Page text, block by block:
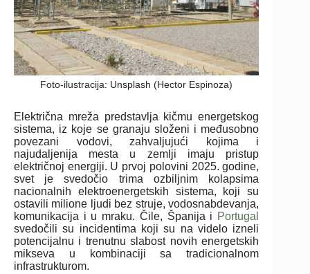
Foto-ilustracija: Unsplash (Hector Espinoza)
Električna mreža predstavlja kičmu energetskog
sistema, iz koje se granaju složeni i međusobno
povezani vodovi, zahvaljujući kojima i
najudaljenija mesta u zemlji imaju pristup
električnoj energiji. U prvoj polovini 2025. godine,
svet je svedočio trima ozbiljnim kolapsima
nacionalnih elektroenergetskih sistema, koji su
ostavili milione ljudi bez struje, vodosnabdevanja,
komunikacija i u mraku. Čile, Španija i Portugal
svedočili su incidentima koji su na videlo izneli
potencijalnu i trenutnu slabost novih energetskih
mikseva u kombinaciji sa tradicionalnom
infrastrukturom.